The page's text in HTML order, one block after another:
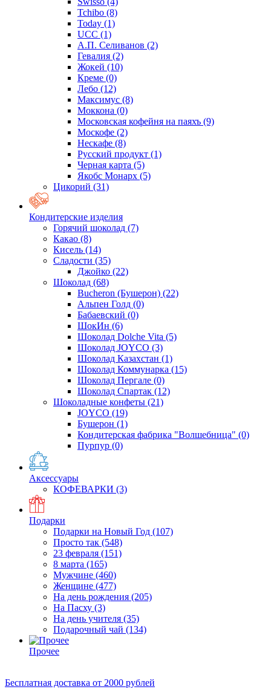
Tchibo (8)
Today (1)
UCC (1)
А.П. Селиванов (2)
Гевалия (2)
Жокей (10)
Креме (0)
Лебо (12)
Максимус (8)
Моккона (0)
Московская кофейня на паяхъ (9)
Москофе (2)
Нескафе (8)
Русский продукт (1)
Черная карта (5)
Якобс Монарх (5)
Цикорий (31)
Кондитерские изделия
Горячий шоколад (7)
Какао (8)
Кисель (14)
Сладости (35)
Джойко (22)
Шоколад (68)
Bucheron (Бушерон) (22)
Альпен Голд (0)
Бабаевский (0)
ШокИн (6)
Шоколад Dolche Vita (5)
Шоколад JOYCO (3)
Шоколад Казахстан (1)
Шоколад Коммунарка (15)
Шоколад Пергале (0)
Шоколад Спартак (12)
Шоколадные конфеты (21)
JOYCO (19)
Бушерон (1)
Кондитерская фабрика "Волшебница" (0)
Пурпур (0)
Аксессуары
КОФЕВАРКИ (3)
Подарки
Подарки на Новый Год (107)
Просто так (548)
23 февраля (151)
8 марта (165)
Мужчине (460)
Женщине (477)
На день рождения (205)
На Пасху (3)
На день учителя (35)
Подарочный чай (134)
Прочее
Бесплатная доставка от 2000 рублей